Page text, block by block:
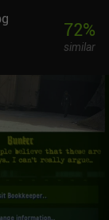
72%
similar